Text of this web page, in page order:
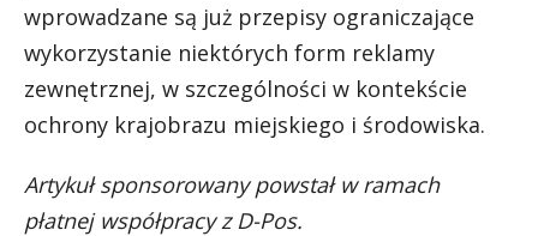
wprowadzane są już przepisy ograniczające
wykorzystanie niektórych form reklamy
zewnętrznej, w szczególności w kontekście
ochrony krajobrazu miejskiego i środowiska.
Artykuł sponsorowany powstał w ramach
płatnej współpracy z D-Pos.